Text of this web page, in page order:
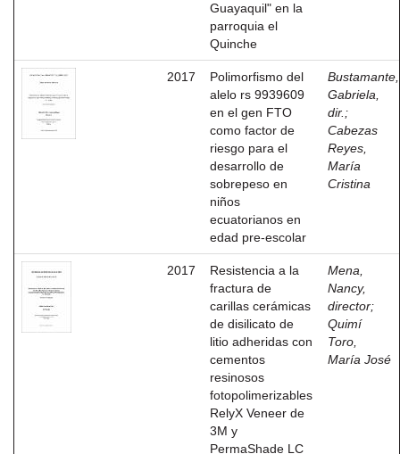
Guayaquil" en la
parroquia el
Quinche
2017
Polimorfismo del
alelo rs 9939609
en el gen FTO
como factor de
riesgo para el
desarrollo de
sobrepeso en
niños
ecuatorianos en
edad pre-escolar
Bustamante,
Gabriela,
dir. ;
Cabezas
Reyes,
María
Cristina
2017
Resistencia a la
fractura de
carillas cerámicas
de disilicato de
litio adheridas con
cementos
resinosos
fotopolimerizables
RelyX Veneer de
3M y
PermaShade LC
Mena,
Nancy,
director;
Quimí
Toro,
María José